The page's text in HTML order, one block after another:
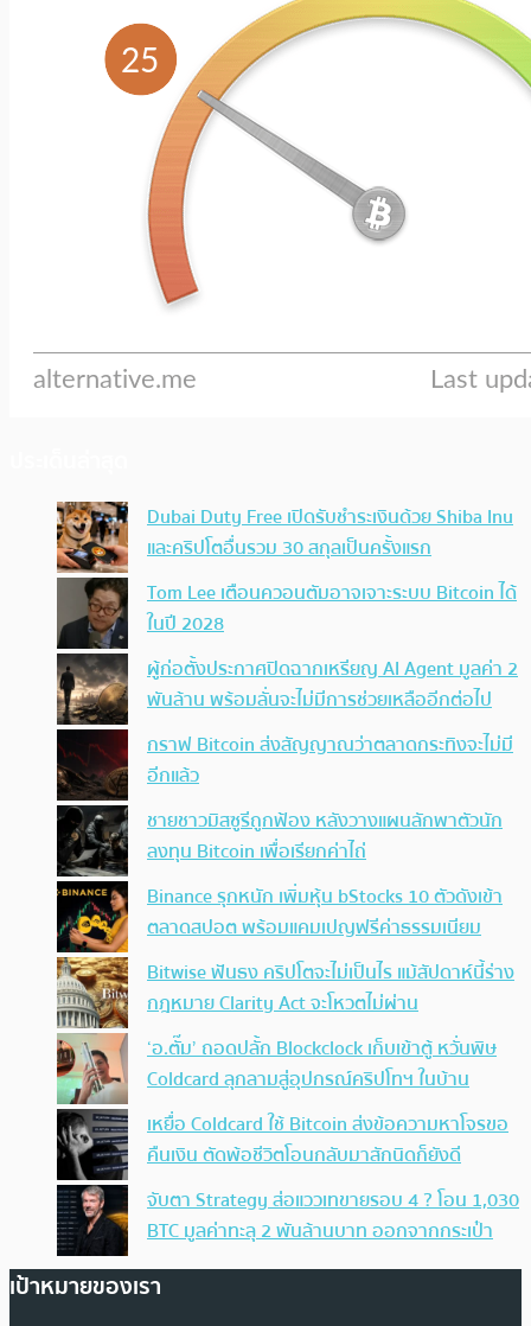
Dubai Duty Free เปิดรับชำระเงินด้วย Shiba Inu
และคริปโตอื่นรวม 30 สกุลเป็นครั้งแรก
Tom Lee เตือนควอนตัมอาจเจาะระบบ Bitcoin ได้
ในปี 2028
ผู้ก่อตั้งประกาศปิดฉากเหรียญ AI Agent มูลค่า 2
พันล้าน พร้อมลั่นจะไม่มีการช่วยเหลืออีกต่อไป
กราฟ Bitcoin ส่งสัญญาณว่าตลาดกระทิงจะไม่มี
อีกแล้ว
ชายชาวมิสซูรีถูกฟ้อง หลังวางแผนลักพาตัวนัก
ลงทุน Bitcoin เพื่อเรียกค่าไถ่
Binance รุกหนัก เพิ่มหุ้น bStocks 10 ตัวดังเข้า
ตลาดสปอต พร้อมแคมเปญฟรีค่าธรรมเนียม
Bitwise ฟันธง คริปโตจะไม่เป็นไร แม้สัปดาห์นี้ร่าง
กฎหมาย Clarity Act จะโหวตไม่ผ่าน
‘อ.ตั๊ม’ ถอดปลั้ก Blockclock เก็บเข้าตู้ หวั่นพิษ
Coldcard ลุกลามสู่อุปกรณ์คริปโทฯ ในบ้าน
เหยื่อ Coldcard ใช้ Bitcoin ส่งข้อความหาโจรขอ
คืนเงิน ตัดพ้อชีวิตโอนกลับมาสักนิดก็ยังดี
จับตา Strategy ส่อแววเทขายรอบ 4 ? โอน 1,030
BTC มูลค่าทะลุ 2 พันล้านบาท ออกจากกระเป๋า
เป้าหมายของเรา